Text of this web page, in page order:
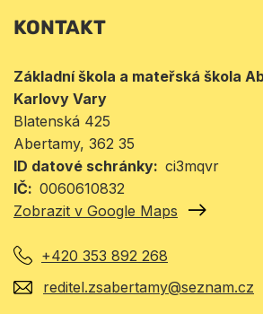
KONTAKT
Základní škola a mateřská škola
Karlovy Vary
Blatenská 425
Abertamy, 362 35
ID datové schránky
ci3mqvr
IČ
0060610832
Zobrazit v Google Maps
+420 353 892 268
reditel.zsabertamy@seznam.cz